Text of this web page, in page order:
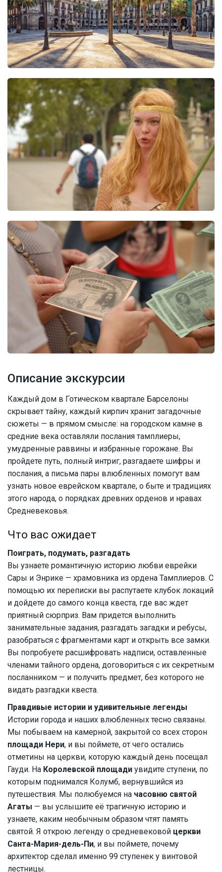
Описание экскурсии
Каждый дом в Готическом квартале Барселоны
скрывает тайну, каждый кирпич хранит загадочные
сюжеты — в прямом смысле: на городском камне в
средние века оставляли послания тамплиеры,
умудренные раввины и избранные горожане. Вы
пройдете путь, полный интриг, разгадаете шифры и
послания, а письма пары влюбленных помогут вам
узнать новое еврейском квартале, о быте и традициях
этого народа, о порядках древних орденов и нравах
Средневековья.
Что вас ожидает
Поиграть, подумать, разгадать
Вы узнаете романтичную историю любви еврейки
Сары и Энрике — храмовника из ордена Тамплиеров. С
помощью их переписки вы распутаете клубок локаций
и дойдете до самого конца квеста, где вас ждет
приятный сюрприз. Вам придется выполнить
занимательные задания, разгадать загадки и ребусы,
разобраться с фрагментами карт и открыть все замки.
Вы попробуете расшифровать надписи, оставленные
членами тайного ордена, договориться с их секретным
посланником — и получить предмет, без которого не
видать разгадки квеста.
Правдивые истории и удивительные легенды
Истории города и наших влюбленных тесно связаны.
Мы побываем на камерной, закрытой со всех сторон
площади Нери, и вы поймете, от чего остались
отметины на церкви, которую каждый день посещал
Гауди. На Королевской площади увидите ступени, по
которым поднимался Колумб, вернувшийся из
путешествия. Мы полюбуемся на часовню святой
Агаты — вы услышите её трагичную историю и
узнаете, каким необычным образом чтят память
святой. Я открою легенду о средневековой церкви
Санта-Мария-дель-Пи, и вы поймете, почему
архитектор сделал именно 99 ступенек у винтовой
лестницы.